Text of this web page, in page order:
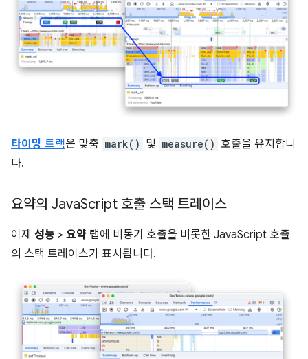
타이밍 트랙은 맞춤 mark() 및 measure() 호출을 유지합니
다.
요약의 JavaScript 호출 스택 트레이스
이제 성능 > 요약 탭에 비동기 호출을 비롯한 JavaScript 호출
의 스택 트레이스가 표시됩니다.